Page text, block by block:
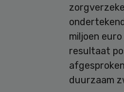
miljoen
resultaat
duurzaam